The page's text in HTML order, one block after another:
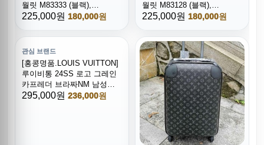
월릿 M83333 (블랙),
BGM4061, BDA, 명품지갑,
사이트,명품쇼핑몰
225,000원 180,000원
월릿 M83128 (블랙),
BGM4059, BDA, 명품지갑,
사이트,명품쇼핑몰
225,000원 180,000원
관심 브랜드
[홍콩명품.LOUIS VUITTON]
루이비통 24SS 로고 그레인
카프레더 브라짜NM 남성
장지갑 M83126 (블랙),
295,000원 236,000원